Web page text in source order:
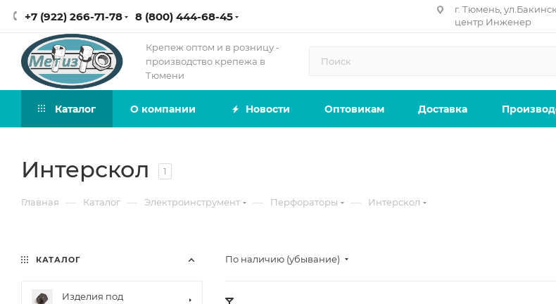
+7 (922) 266-71-78 8 (800) 444-68-45
г. Тюмень,
центр Инженер
Крепеж оптом и в розницу -
производство крепежа в
Тюмени
Каталог О компании Новости Оптовикам Доставка
Интерскол 1
Главная — Каталог — Электроинструмент — Перфораторы — Интерскол
По наличию (убывание)
КАТАЛОГ
Изделия под